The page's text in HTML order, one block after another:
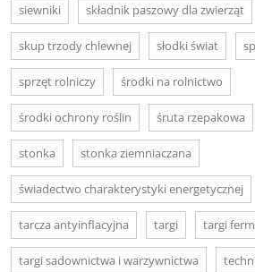
siewniki składnik paszowy dla zwierząt
skup trzody chlewnej słodki świat
sprzęt rolniczy środki na rolnictwo
środki ochrony roślin śruta rzepakowa
stonka stonka ziemniaczana
świadectwo charakterystyki energetycznej
tarcza antyinflacyjna targi targi
targi sadownictwa i warzywnictwa